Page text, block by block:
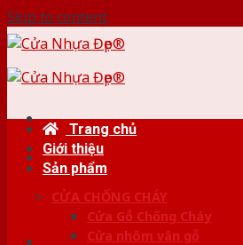
Skip to content
Trang chủ
Giới thiệu
Sản phẩm
CỬA CHỐNG CHÁY
Cửa Gỗ Chống Cháy
Cửa nhôm vân gỗ